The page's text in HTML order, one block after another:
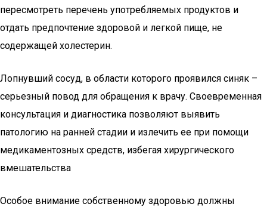
пересмотреть перечень употребляемых продуктов и
отдать предпочтение здоровой и легкой пище, не
содержащей холестерин.
Лопнувший сосуд, в области которого проявился синяк –
серьезный повод для обращения к врачу. Своевременная
консультация и диагностика позволяют выявить
патологию на ранней стадии и излечить ее при помощи
медикаментозных средств, избегая хирургического
вмешательства
Особое внимание собственному здоровью должны